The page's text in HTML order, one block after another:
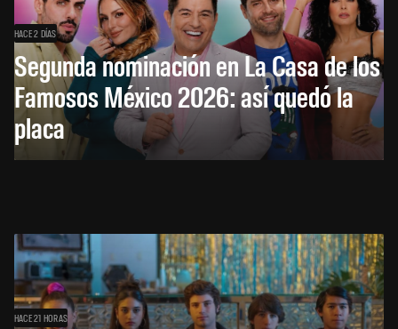
HACE 2 DÍAS
Segunda nominación en La Casa de los
Famosos México 2026: así quedó la
placa
HACE 21 HORAS